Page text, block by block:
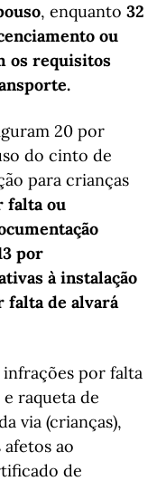
, enquanto 32
ou
os requisitos
20 por
do cinto de
para crianças
falta ou
por
à instalação
falta de alvará
por falta
raqueta de
via (crianças),
ao
de